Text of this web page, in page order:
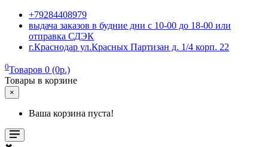
+79284408979
выдача заказов в будние дни с 10-00 до 18-00 или
отправка СДЭК
г.Краснодар ул.Красных Партизан д. 1/4 корп. 22
0Товаров 0 (0р.)
Товары в корзине
×
Ваша корзина пуста!